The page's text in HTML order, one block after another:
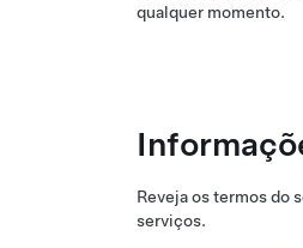
qualquer momento.
Reveja os termos do
serviços.